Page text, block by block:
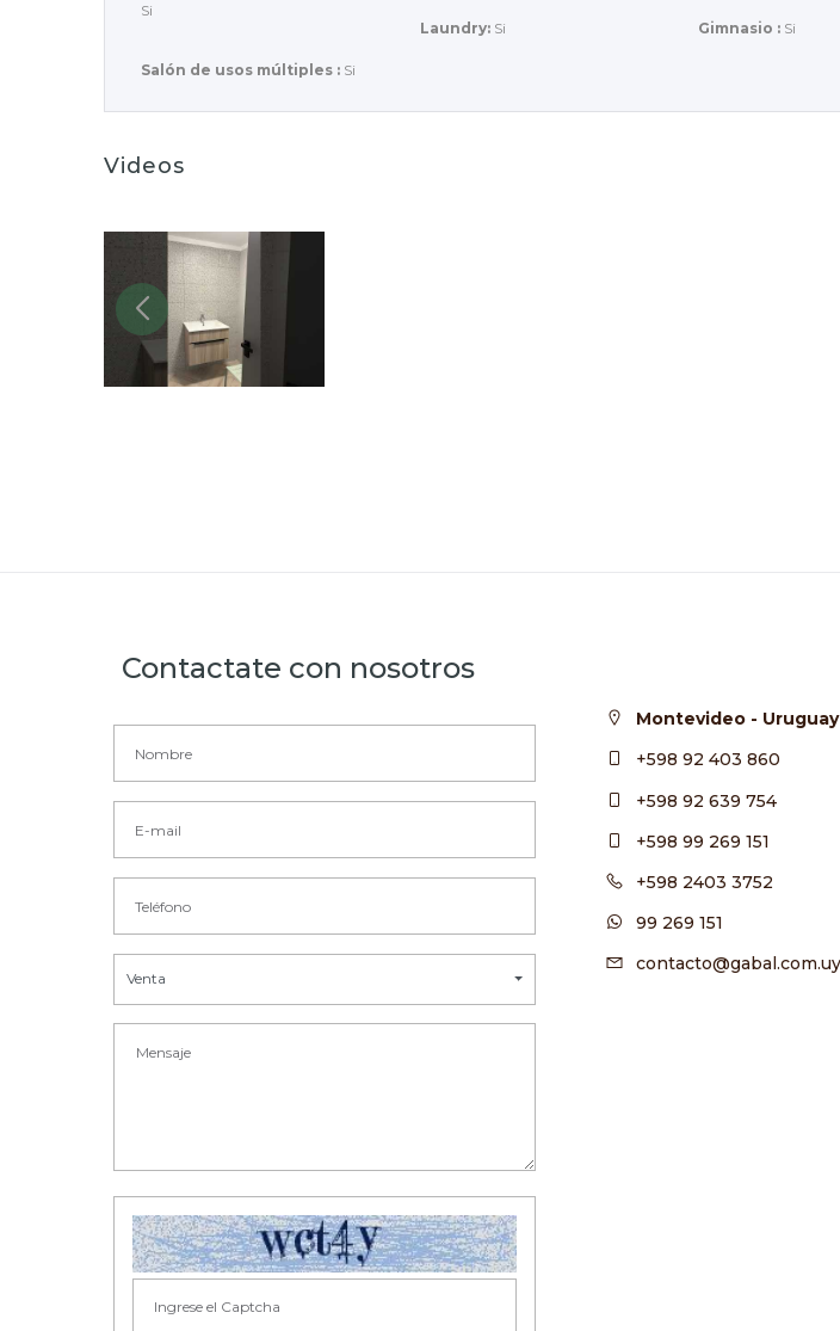
Si
Laundry: Si Gimnasio : Si
Salón de usos múltiples : Si
Videos
Contactate con nosotros
Venta
Montevideo - Uruguay
+598 92 403 860
+598 92 639 754
+598 99 269 151
+598 2403 3752
99 269 151
contacto@gabal.com.uy